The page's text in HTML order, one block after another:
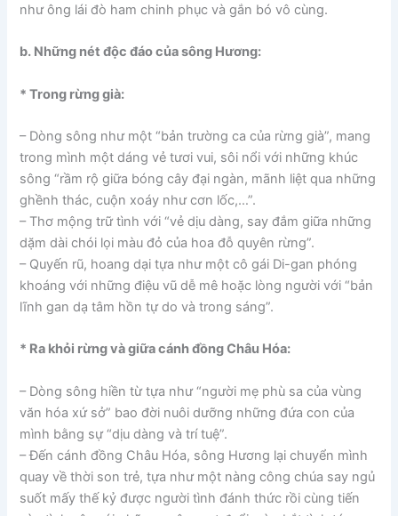
như ông lái đò ham chinh phục và gắn bó vô cùng.
b. Những nét độc đáo của sông Hương:
* Trong rừng già:
– Dòng sông như một “bản trường ca của rừng già”, mang
trong mình một dáng vẻ tươi vui, sôi nổi với những khúc
sông “rầm rộ giữa bóng cây đại ngàn, mãnh liệt qua những
ghềnh thác, cuộn xoáy như cơn lốc,…”.
– Thơ mộng trữ tình với “vẻ dịu dàng, say đắm giữa những
dặm dài chói lọi màu đỏ của hoa đỗ quyên rừng”.
– Quyến rũ, hoang dại tựa như một cô gái Di-gan phóng
khoáng với những điệu vũ dễ mê hoặc lòng người với “bản
lĩnh gan dạ tâm hồn tự do và trong sáng”.
* Ra khỏi rừng và giữa cánh đồng Châu Hóa:
– Dòng sông hiền từ tựa như “người mẹ phù sa của vùng
văn hóa xứ sở” bao đời nuôi dưỡng những đứa con của
mình bằng sự “dịu dàng và trí tuệ”.
– Đến cánh đồng Châu Hóa, sông Hương lại chuyển mình
quay về thời son trẻ, tựa như một nàng công chúa say ngủ
suốt mấy thế kỷ được người tình đánh thức rồi cùng tiến